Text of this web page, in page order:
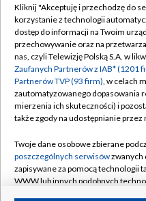
Abonament TVP
Emisja w TVP
Centrum informacji TVP
Naziemna Telewizja
Rada Programowa
System NOS
Informacje o nadawcy
Kliknij "Akceptuję i przechodzę do
korzystanie z technologii
dostęp do informacji na Twoim
przechowywanie oraz na
nas, czyli Telewizję Polską S.A. w
Zaufanych Partnerów z IAB* (1201
Partnerów TVP (93 firm), w celach
zautomatyzowanego dopasowania
mierzenia ich skuteczności) i
także zgody na udostępnianie przez
Twoje dane osobowe zbierane
poszczególnych serwisówzwanych
zapisywane za pomocą technologii
WWW lub innych podobnych